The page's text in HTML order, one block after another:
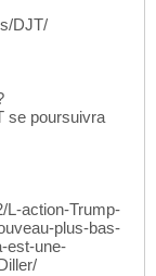
DJT/
se poursuivra
L-action-Trump-
plus-bas-
est-une-